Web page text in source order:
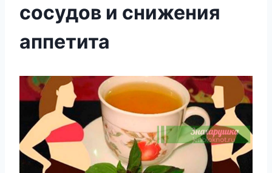
сосудов и снижения
аппетита